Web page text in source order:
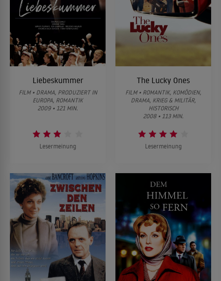
Liebeskummer
FILM • DRAMA, PRODUZIERT IN
EUROPA, ROMANTIK
2009 • 121 MIN.
Lesermeinung
The Lucky Ones
FILM • ROMANTIK, KOMÖDIEN,
DRAMA, KRIEG & MILITÄR,
HISTORISCH
2008 • 113 MIN.
Lesermeinung